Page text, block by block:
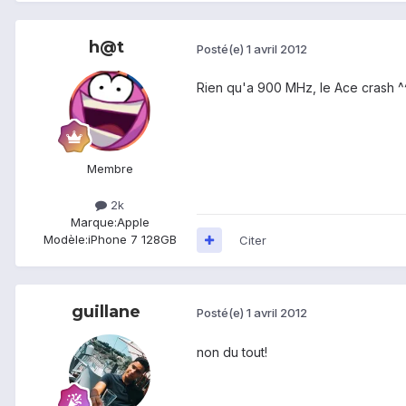
h@t
Membre
2k
Marque:Apple
Modèle:iPhone 7 128GB
Posté(e) 1 avril 2012
Rien qu'a 900 MHz, le Ace crash
Citer
guillane Posté(e) 1 avril 2012
non du tout!